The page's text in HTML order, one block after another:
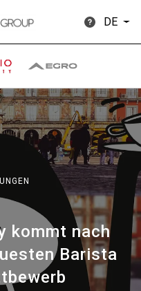
DE
kommt nach
Barista
Herunterladen